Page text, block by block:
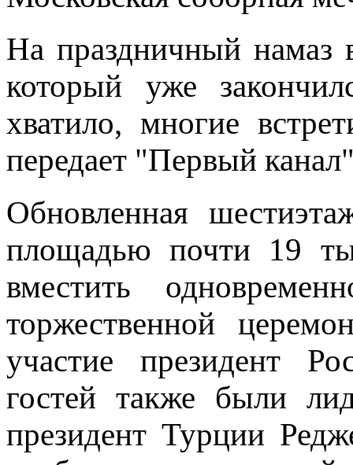
На праздничный намаз
который уже
хватило, многие
передает "Первый
Обновленная
площадью почти 19
вместить
торжественной
участие президент
гостей также были
президент Турции